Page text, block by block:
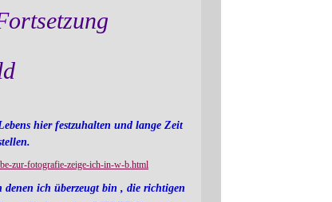
hier festzuhalten und lange Zeit
zur-fotografie-zeige-ich-in-w-b.html
ich überzeugt bin , die richtigen